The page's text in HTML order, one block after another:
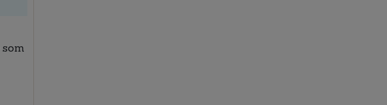
som